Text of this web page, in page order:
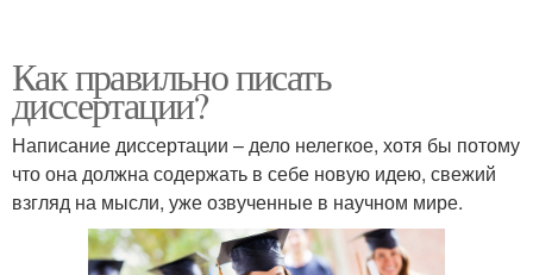
Как правильно писать
диссертации?
Написание диссертации – дело нелегкое, хотя бы потому
что она должна содержать в себе новую идею, свежий
взгляд на мысли, уже озвученные в научном мире.